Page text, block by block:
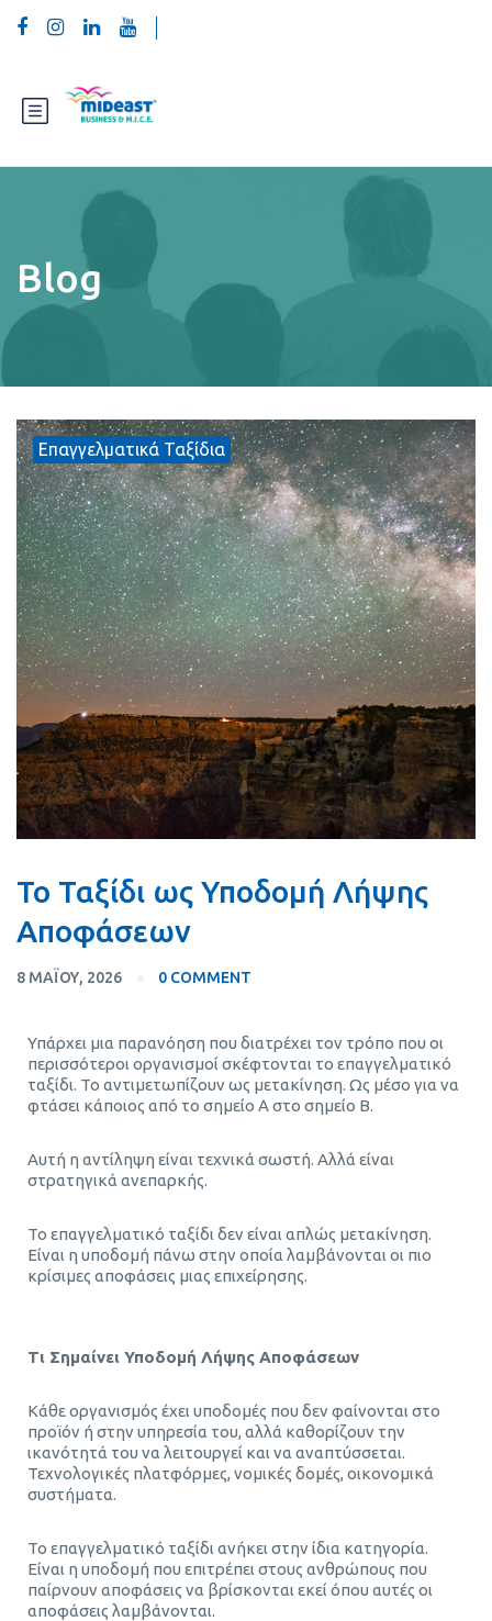
Blog
Επαγγελματικά Ταξίδια
Το Ταξίδι ως Υποδομή Λήψης
Αποφάσεων
8 ΜΑΪ́ΟΥ, 2026 0 COMMENT
Υπάρχει μια παρανόηση που διατρέχει τον τρόπο που οι
περισσότεροι οργανισμοί σκέφτονται το επαγγελματικό
ταξίδι. Το αντιμετωπίζουν ως μετακίνηση. Ως μέσο για να
φτάσει κάποιος από το σημείο Α στο σημείο Β.
Αυτή η αντίληψη είναι τεχνικά σωστή. Αλλά είναι
στρατηγικά ανεπαρκής.
Το επαγγελματικό ταξίδι δεν είναι απλώς μετακίνηση.
Είναι η υποδομή πάνω στην οποία λαμβάνονται οι πιο
κρίσιμες αποφάσεις μιας επιχείρησης.
Τι Σημαίνει Υποδομή Λήψης Αποφάσεων
Κάθε οργανισμός έχει υποδομές που δεν φαίνονται στο
προϊόν ή στην υπηρεσία του, αλλά καθορίζουν την
ικανότητά του να λειτουργεί και να αναπτύσσεται.
Τεχνολογικές πλατφόρμες, νομικές δομές, οικονομικά
συστήματα.
Το επαγγελματικό ταξίδι ανήκει στην ίδια κατηγορία.
Είναι η υποδομή που επιτρέπει στους ανθρώπους που
παίρνουν αποφάσεις να βρίσκονται εκεί όπου αυτές οι
αποφάσεις λαμβάνονται.